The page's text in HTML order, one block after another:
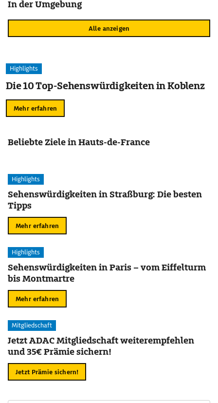
In der Umgebung
Alle anzeigen
Highlights
Die 10 Top-Sehenswürdigkeiten in Koblenz
Mehr erfahren
Beliebte Ziele in Hauts-de-France
Highlights
Sehenswürdigkeiten in Straßburg: Die besten
Tipps
Mehr erfahren
Highlights
Sehenswürdigkeiten in Paris – vom Eiffelturm
bis Montmartre
Mehr erfahren
Mitgliedschaft
Jetzt ADAC Mitgliedschaft weiterempfehlen
und 35€ Prämie sichern!
Jetzt Prämie sichern!